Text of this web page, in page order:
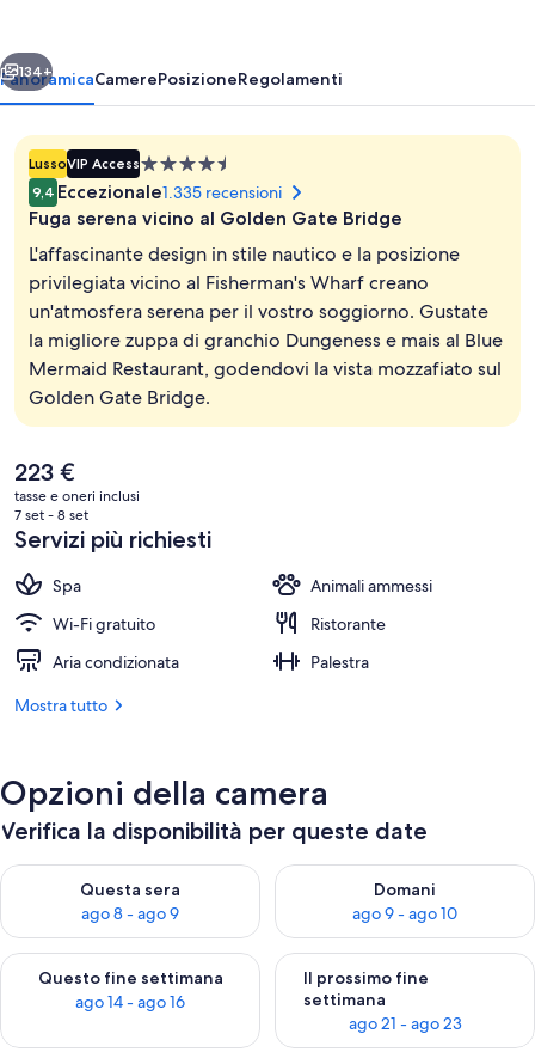
Vista città
Avanti
134+
PanoramicaCamerePosizioneRegolamenti
LussoVIP AccessStruttura
a
4.5
9,4 Eccezionale1.335 recensioni
Fuga serena vicino al Golden Gate Bridge
L'affascinante design in stile nautico e la posizione
privilegiata vicino al Fisherman's Wharf creano
un'atmosfera serena per il vostro soggiorno. Gustate
la migliore zuppa di granchio Dungeness e mais al Blue
Mermaid Restaurant, godendovi la vista mozzafiato sul
Golden Gate Bridge.
Il
prezzo
attuale
è
223 €
223 €
tasse e oneri inclusi
7 set - 8 set
Servizi più richiesti
Spa
Animali ammessi
Wi-Fi gratuito
Ristorante
Aria condizionata
Palestra
Mostra tutto
Opzioni della camera
Verifica la disponibilità per queste date
Questa sera
ago 8 - ago 9
Verifica la disponibilità per questa sera, ago 8 - ago 9
Domani
ago 9 - ago 10
Verifica la disponibilità per
Questo fine settimana
ago 14 - ago 16
Verifica la disponibilità per questo fine settimana, ago 14 -
Il prossimo fine
settimana
ago 21 - ago 23
Verifica la disponibilità per il